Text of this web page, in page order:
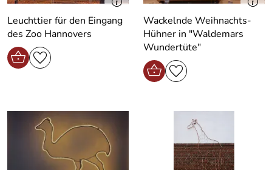
Leuchttier für den Eingang
des Zoo Hannovers
Wackelnde Weihnachts-
Hühner in "Waldemars
Wundertüte"